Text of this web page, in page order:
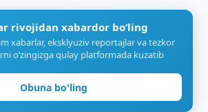
rivojidan xabardor bo‘ling
xabarlar, eksklyuziv reportajlar va tezkor
o‘zingizga qulay platformada kuzatib
Obuna bo'ling